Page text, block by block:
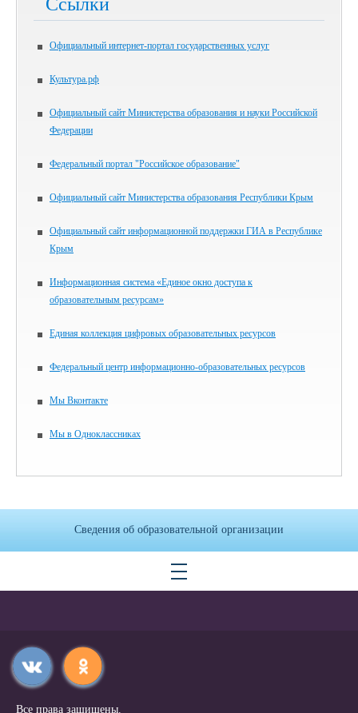
Официальный интернет-портал государственных услуг
Культура.рф
Официальный сайт Министерства образования и науки Российской
Федерации
Федеральный портал "Российское образование"
Официальный сайт Министерства образования Республики Крым
Официальный сайт информационной поддержки ГИА в Республике
Крым
Информационная система «Единое окно доступа к
образовательным ресурсам»
Единая коллекция цифровых образовательных ресурсов
Федеральный центр информационно-образовательных ресурсов
Мы Вконтакте
Мы в Одноклассниках
Сведения об образовательной организации
Все права защищены.